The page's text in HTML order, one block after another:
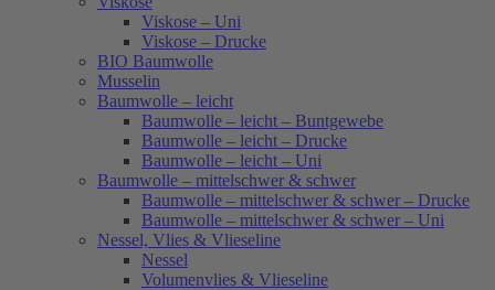
Viskose – Uni
Viskose – Drucke
BIO Baumwolle
Musselin
Baumwolle – leicht
Baumwolle – leicht – Buntgewebe
Baumwolle – leicht – Drucke
Baumwolle – leicht – Uni
Baumwolle – mittelschwer & schwer
Baumwolle – mittelschwer & schwer – Drucke
Baumwolle – mittelschwer & schwer – Uni
Nessel, Vlies & Vlieseline
Nessel
Volumenvlies & Vlieseline